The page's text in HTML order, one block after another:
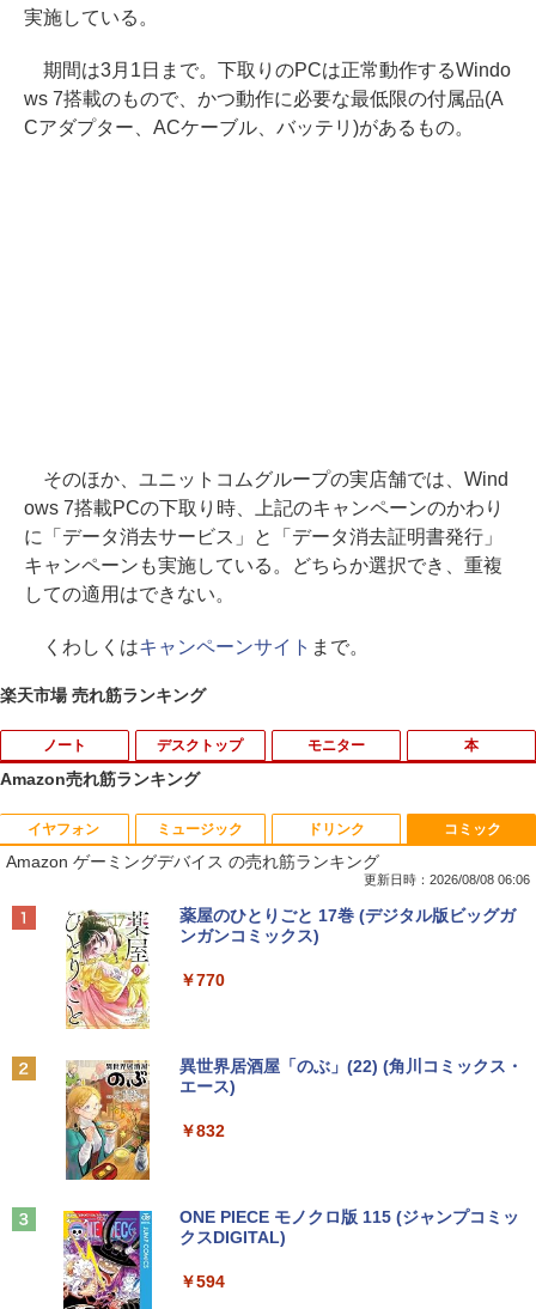
実施している。
期間は3月1日まで。下取りのPCは正常動作するWindo
ws 7搭載のもので、かつ動作に必要な最低限の付属品(A
Cアダプター、ACケーブル、バッテリ)があるもの。
そのほか、ユニットコムグループの実店舗では、Wind
ows 7搭載PCの下取り時、上記のキャンペーンのかわり
に「データ消去サービス」と「データ消去証明書発行」
キャンペーンも実施している。どちらか選択でき、重複
しての適用はできない。
くわしくはキャンペーンサイト まで。
楽天市場 売れ筋ランキング
ノート デスクトップ モニター 本
1
妹は知っている（8） 【電子限定特典つ
き】 【電子書籍】[ 雁木万里 ]
￥792
ィーメンバーと世界に復讐＆『ざま
ぁ！』します！【電子書籍】
￥792
バムとケロのデイブック Bam and Ker
o Day Book [ 島田ゆか ]
￥4,950
Amazon売れ筋ランキング
イヤフォン
Anker Soundcore P40i オフホワイト
Anker Soundcore P31i ブラック
Anker Soundcore Liberty 5 ミッドナイトブ
ラック
￥14,990
ミュージック
BRUCE WAYNE feat. Flo Milli, ATL Jacob
[Explicit]
￥250
BRUCE WAYNE feat. Flo Milli, ATL Jacob
[Explicit]
￥250
On My Road (Stadium ver.)
ドリンク
【Amazon.co.jp限定】 い・ろ・は・す 2L P
ET ラベルレス ×8本
￥1,112
by Amazon 天然水 ラベルレス 500ml ×24本
富士山の天然水 バナジウム含有 水 ミネラル
ットル (Smart Basic)
by Amazon 天然水ラベルレス 2L×9本
￥1,117
コミック
Amazon ゲーミングデバイス の売れ筋ランキング
更新日時：2026/08/08 06:06
薬屋のひとりごと 17巻 (デジタル版ビッグガ
ンガンコミックス)
￥770
異世界居酒屋「のぶ」(22) (角川コミックス・
エース)
￥832
ONE PIECE モノクロ版 115 (ジャンプコミッ
クスDIGITAL)
￥594